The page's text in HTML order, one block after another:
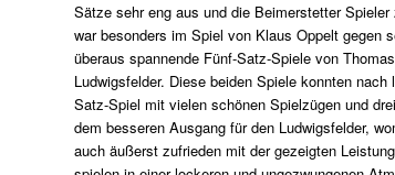
Sätze sehr eng aus und die Beimerstetter
war besonders im Spiel von Klaus Oppelt gegen
überaus spannende Fünf-Satz-Spiele von
Ludwigsfelder. Diese beiden Spiele konnten
Satz-Spiel mit vielen schönen Spielzügen und
dem besseren Ausgang für den Ludwigsfelder,
auch äußerst zufrieden mit der gezeigten